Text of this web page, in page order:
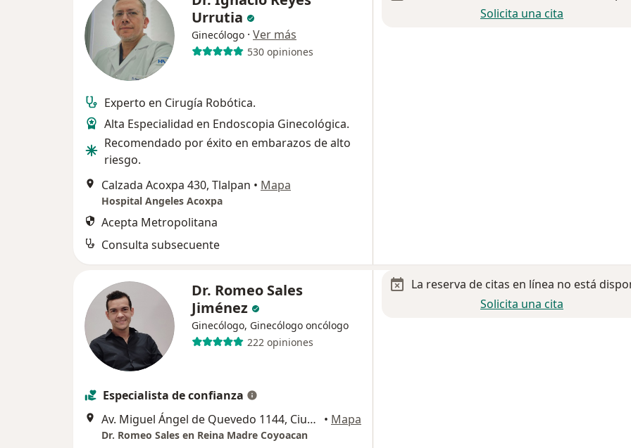
Urrutia
Ginecólogo · Ver más
530 opiniones
Experto en Cirugía Robótica.
Alta Especialidad en Endoscopia Ginecológica.
Recomendado por éxito en embarazos de alto
riesgo.
Calzada Acoxpa 430, Tlalpan • Mapa
Hospital Angeles Acoxpa
Acepta Metropolitana
Consulta subsecuente
Solicita una cita
Dr. Romeo Sales
Jiménez
Ginecólogo, Ginecólogo oncólogo
222 opiniones
Especialista de confianza
Av. Miguel Ángel de Quevedo 1144, Ciudad de México • Mapa
Dr. Romeo Sales en Reina Madre Coyoacan
La reserva de citas en línea no está
Solicita una cita